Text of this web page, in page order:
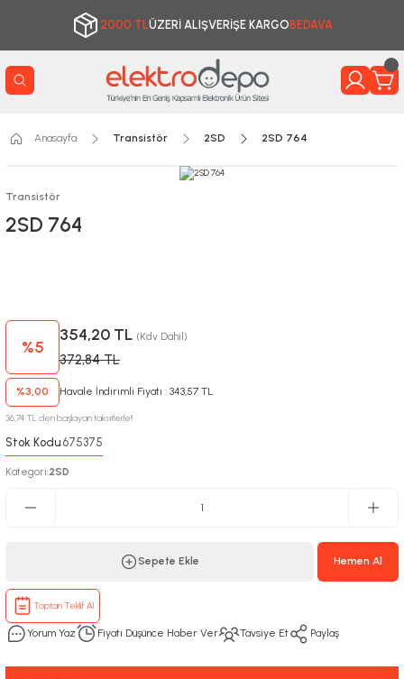
2000 TLÜZERİ ALIŞVERİŞE KARGO BEDAVA
Anasayfa Transistör 2SD 2SD 764
Transistör
2SD 764
%5
354,20 TL (Kdv Dahil)
372,84 TL
%3,00 Havale İndirimli Fiyatı : 343,57 TL
36,74 TL den başlayan taksitlerle!!
Stok Kodu:675375
Kategori:2SD
Sepete Ekle Hemen Al
Toptan Teklif Al
Yorum Yaz Fiyatı Düşünce Haber Ver Tavsiye Et Paylaş